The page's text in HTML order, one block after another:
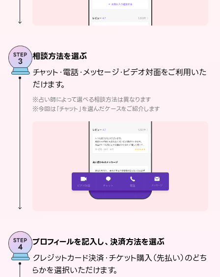
相談方法を選ぶ
チャット・電話・メッセージ・ビデオ対面をご利用いた
だけます。
※占い師によって選べる相談方法は異なります
※今回は「チャット」を選んだケースをご紹介します
プロフィールを記入し、決済方法を選ぶ
クレジットカード決済・チケット購入（先払い）のどち
らかを選択いただけます。